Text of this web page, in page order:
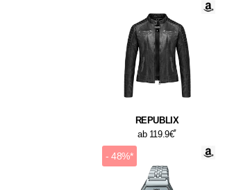
REPUBLIX
ab 119.9€*
- 48%*